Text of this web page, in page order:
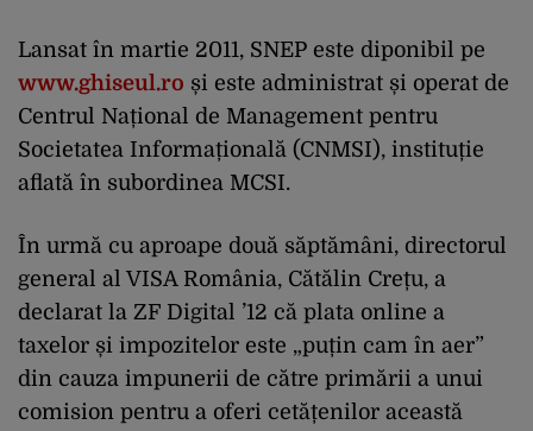
Lansat în martie 2011, SNEP este diponibil pe
www.ghiseul.ro și este administrat și operat de
Centrul Național de Management pentru
Societatea Informațională (CNMSI), instituție
aflată în subordinea MCSI.
În urmă cu aproape două săptămâni, directorul
general al VISA România, Cătălin Crețu, a
declarat la ZF Digital ’12 că plata online a
taxelor și impozitelor este „puțin cam în aer”
din cauza impunerii de către primării a unui
comision pentru a oferi cetățenilor această